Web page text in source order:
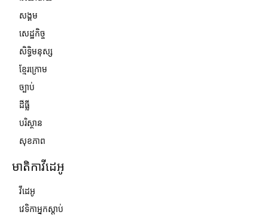
សង្គម
សេដ្ឋកិច្ច
សិទ្ធិមនុស្ស
ខ្មែរក្រោម
ច្បាប់
ដីធ្លី
បរិស្ថាន
សុខភាព
មាតិកាវីដេអូ
វីដេអូ
វេទិកាអ្នកស្ដាប់